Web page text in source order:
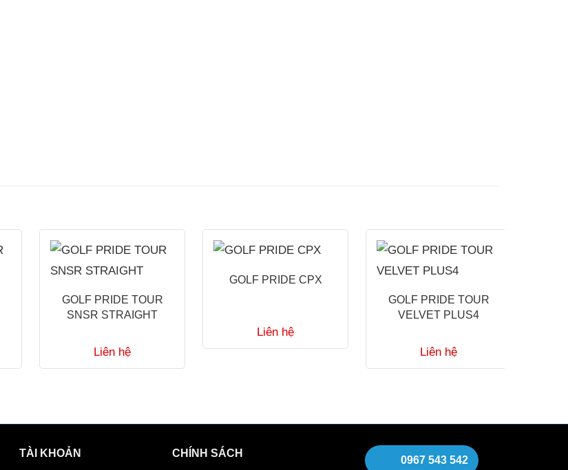
GOLF PRIDE TOUR
SNSR STRAIGHT
Liên hệ
GOLF PRIDE CPX
Liên hệ
GOLF PRIDE TOUR
VELVET PLUS4
Liên hệ
TÀI KHOẢN CHÍNH SÁCH
0967 543 542